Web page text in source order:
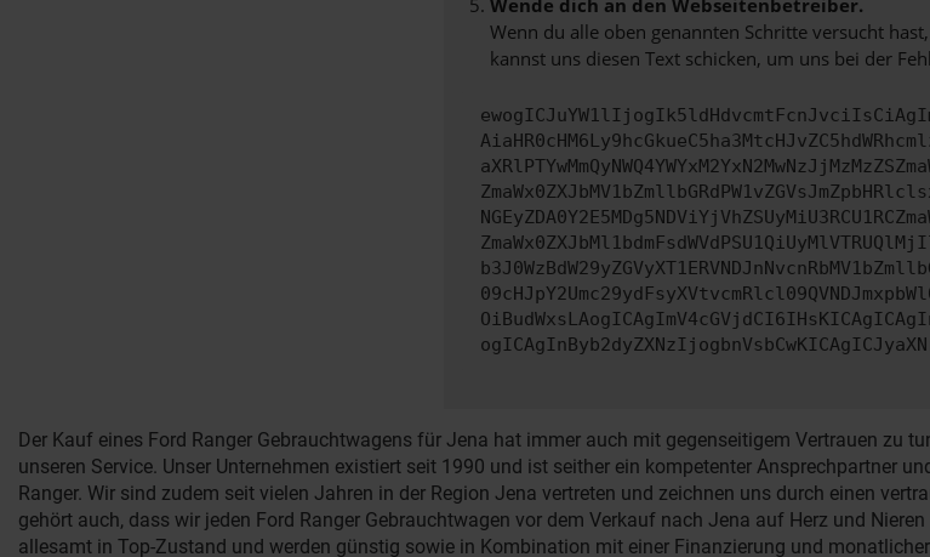
Wende dich an den Webseitenbetreiber.
Wenn du alle oben genannten Schritte versucht
kannst uns diesen Text schicken, um uns bei der
Der Kauf eines Ford Ranger Gebrauchtwagens für Jena hat immer auch mit gegenseitigem Vertrauen zu
unseren Service. Unser Unternehmen existiert seit 1990 und ist seither ein kompetenter Ansprechpartner
Ranger. Wir sind zudem seit vielen Jahren in der Region Jena vertreten und zeichnen uns durch einen
gehört auch, dass wir jeden Ford Ranger Gebrauchtwagen vor dem Verkauf nach Jena auf Herz und
allesamt in Top-Zustand und werden günstig sowie in Kombination mit einer Finanzierung und